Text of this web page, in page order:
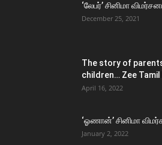
‘லேபர்’ சினிமா
December 25, 2021
The story of
children… Zee Tamil
April 16, 2022
‘ஓணான்’ சினிமா
January 2, 2022